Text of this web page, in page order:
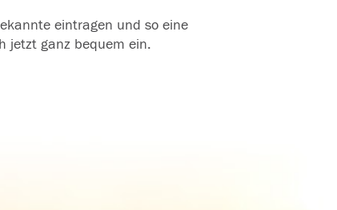
eintragen und so eine
jetzt ganz bequem ein.